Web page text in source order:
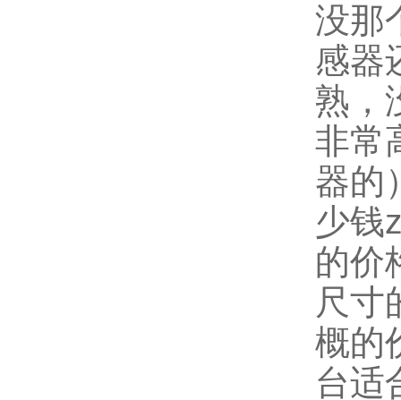
没那
感器
熟，
非常
器的
少钱
的价
尺寸
概的
台适